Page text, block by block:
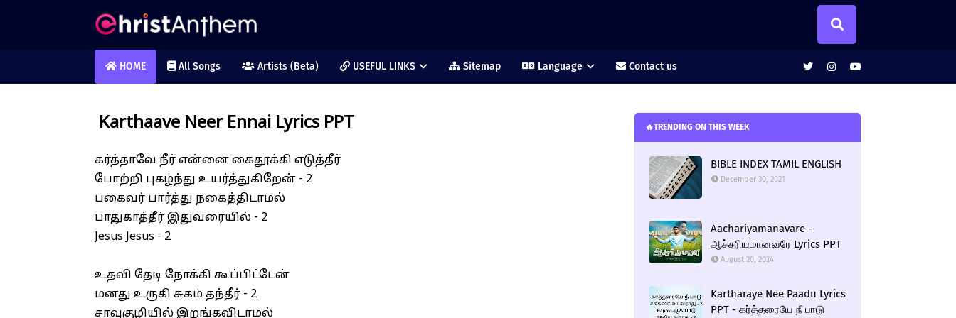
HOME All Songs Artists (Beta) USEFUL LINKS Sitemap Language Contact us
Karthaave Neer Ennai Lyrics PPT
கர்த்தாவே நீர் என்னை கைதூக்கி எடுத்தீர்
போற்றி புகழ்ந்து உயர்த்துகிறேன் - 2
பகைவர் பார்த்து நகைத்திடாமல்
பாதுகாத்தீர் இதுவரையில் - 2
Jesus Jesus - 2
உதவி தேடி நோக்கி கூப்பிட்டேன்
மனது உருகி சுகம் தந்தீர் - 2
சாவுகுழியில் இறங்கவிடாமல்
🔥TRENDING ON THIS WEEK
BIBLE INDEX TAMIL ENGLISH
December 30, 2021
Aachariyamanavare -
ஆச்சரியமானவரே Lyrics PPT
August 20, 2024
Kartharaye Nee Paadu Lyrics
PPT - கர்த்தரையே நீ பாடு